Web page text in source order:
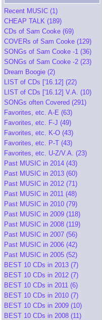
Recent MUSIC (1)
CHEAP TALK (189)
CDs of Sam Cooke (69)
COVERs of Sam Cooke (129)
SONGs of Sam Cooke -1 (36)
SONGs of Sam Cooke -2 (23)
Dream Boogie (2)
LIST of CDs ['16.12] (22)
LIST of CDs ['16.12] V.A. (10)
SONGs often Covered (291)
Favorites, etc. A-E (63)
Favorites, etc. F-J (49)
Favorites, etc. K-O (43)
Favorites, etc. P-T (43)
Favorites, etc. U-Z/V.A. (23)
Past MUSIC in 2014 (43)
Past MUSIC in 2013 (60)
Past MUSIC in 2012 (71)
Past MUSIC in 2011 (48)
Past MUSIC in 2010 (79)
Past MUSIC in 2009 (118)
Past MUSIC in 2008 (119)
Past MUSIC in 2007 (56)
Past MUSIC in 2006 (42)
Past MUSIC in 2005 (52)
BEST 10 CDs in 2013 (7)
BEST 10 CDs in 2012 (7)
BEST 10 CDs in 2011 (6)
BEST 10 CDs in 2010 (7)
BEST 10 CDs in 2009 (10)
BEST 10 CDs in 2008 (11)